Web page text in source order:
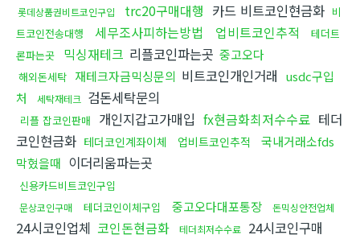
롯데상품권비트코인구입 trc20구매대행 카드 비트코인현금화 비
트코인전송대행
세무조사피하는방법 업비트코인추적
테더트
론파는곳
믹싱재테크 리플코인파는곳 중고오다
해외돈세탁 재테크자금믹싱문의 비트코인개인거래 usdc구입
처
세탁재테크 검돈세탁문의
리플 잡코인판매 개인지갑고가매입 fx현금화최저수수료 테더
코인현금화 테더코인계좌이체 업비트코인추적
국내거래소fds
막혔을때 이더리움파는곳
신용카드비트코인구입
문상코인구매 테더코인이체구입 중고오다대포통장 돈믹싱안전업체
24시코인업체 코인돈현금화 테더최저수수료 24시코인구매